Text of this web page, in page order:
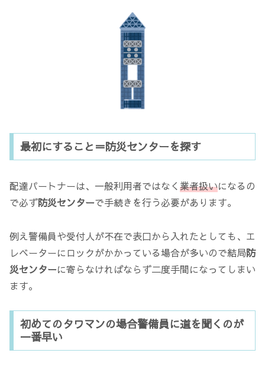
最初にすること＝防災センターを探す
配達パートナーは、一般利用者ではなく 業者扱いになるの
で必ず防災センターで手続きを行う必要があります。
例え警備員や受付人が不在で表口から入れたとしても、エ
レベーターにロックがかかっている場合が多いので結局防
災センターに寄らなければならず二度手間になってしまい
ます。
初めてのタワマンの場合警備員に道を聞くのが
一番早い